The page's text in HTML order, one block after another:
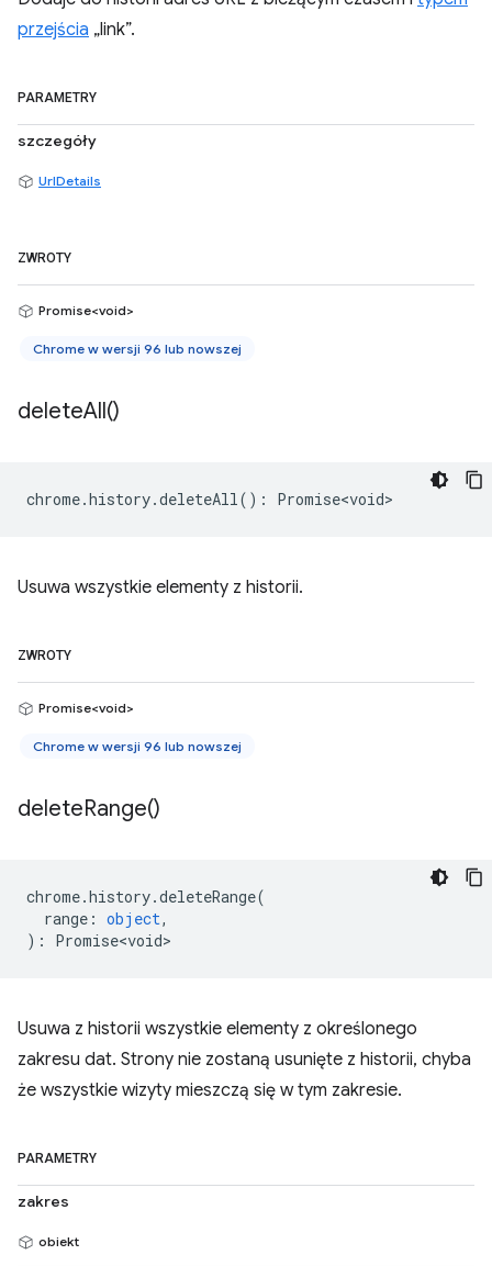
przejścia „link”.
PARAMETRY
szczegóły
UrlDetails
ZWROTY
Promise<void>
Chrome w wersji 96 lub nowszej
deleteAll()
chrome.history.deleteAll() : Promise<void>
Usuwa wszystkie elementy z historii.
ZWROTY
Promise<void>
Chrome w wersji 96 lub nowszej
deleteRange()
chrome.history.deleteRange(
range : object,
) : Promise<void>
Usuwa z historii wszystkie elementy z określonego
zakresu dat. Strony nie zostaną usunięte z historii, chyba
że wszystkie wizyty mieszczą się w tym zakresie.
PARAMETRY
zakres
obiekt